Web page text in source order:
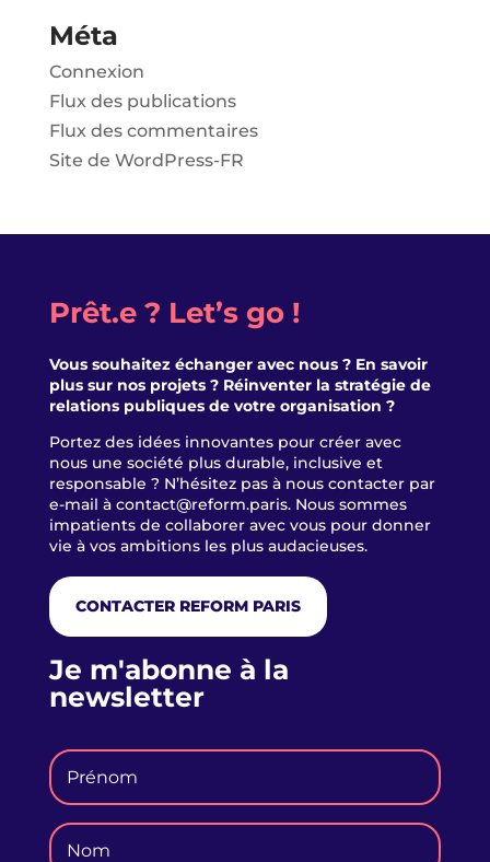
Méta
Connexion
Flux des publications
Flux des commentaires
Site de WordPress-FR
Prêt.e ? Let’s go !
Vous souhaitez échanger avec nous ? En savoir
plus sur nos projets ? Réinventer la stratégie de
relations publiques de votre organisation ?
Portez des idées innovantes pour créer avec
nous une société plus durable, inclusive et
responsable ? N’hésitez pas à nous contacter par
e-mail à contact@reform.paris. Nous sommes
impatients de collaborer avec vous pour donner
vie à vos ambitions les plus audacieuses.
CONTACTER REFORM PARIS
Je m'abonne à la
newsletter